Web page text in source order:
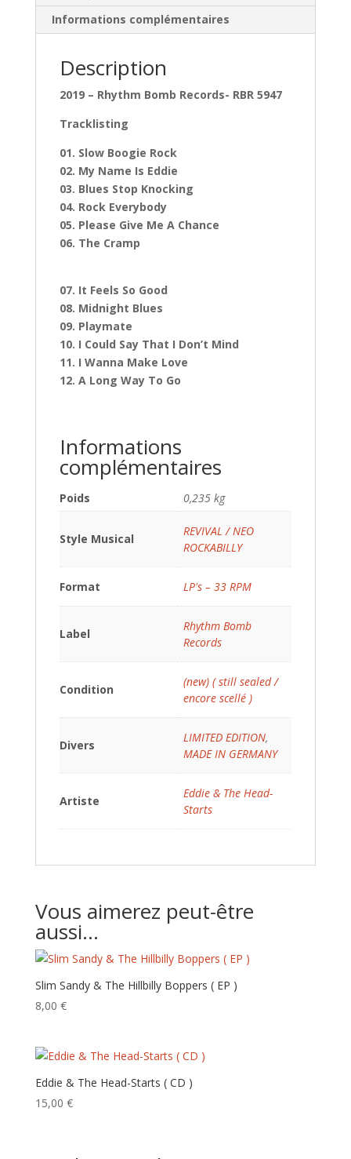
Informations complémentaires
Description
2019 – Rhythm Bomb Records- RBR 5947
Tracklisting
01. Slow Boogie Rock
02. My Name Is Eddie
03. Blues Stop Knocking
04. Rock Everybody
05. Please Give Me A Chance
06. The Cramp
07. It Feels So Good
08. Midnight Blues
09. Playmate
10. I Could Say That I Don’t Mind
11. I Wanna Make Love
12. A Long Way To Go
Informations
complémentaires
Poids 0,235 kg
Style Musical
REVIVAL / NEO
ROCKABILLY
Format LP's – 33 RPM
Label
Rhythm Bomb
Records
Condition
(new) ( still sealed /
encore scellé )
Divers
LIMITED EDITION,
MADE IN GERMANY
Artiste
Eddie & The Head-
Starts
Vous aimerez peut-être
aussi…
Slim Sandy ‎& The Hillbilly Boppers ( EP )
8,00 €
Eddie & The Head-Starts ( CD )
15,00 €